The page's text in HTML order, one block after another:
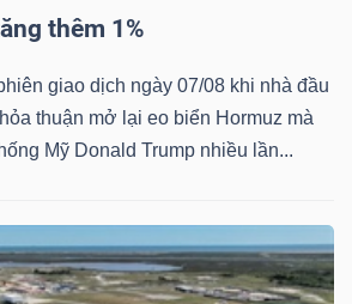
thêm 1%
giao dịch ngày 07/08 khi nhà đầu
thuận mở lại eo biển Hormuz mà
Mỹ Donald Trump nhiều lần...